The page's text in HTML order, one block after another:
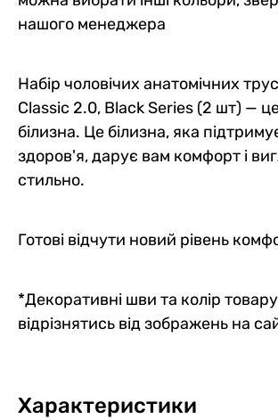
нашого менеджера
Набір чоловічих анатомічних
Classic 2.0, Black Series (2 шт) —
білизна. Це білизна, яка
здоров'я, дарує вам комфорт і
стильно.
Готові відчути новий рівень
*Декоративні шви та колір
відрізнятись від зображень на
Характеристики